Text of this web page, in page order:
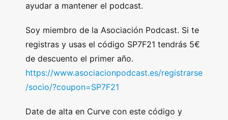
ayudar a mantener el podcast.
Soy miembro de la Asociación Podcast. Si te
registras y usas el código SP7F21 tendrás 5€
de descuento el primer año.
https://www.asociacionpodcast.es/registrarse
/socio/?coupon=SP7F21
Date de alta en Curve con este código y